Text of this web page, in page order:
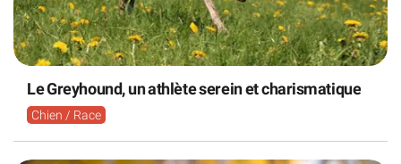
Le Greyhound, un athlète serein et charismatique
Chien / Race